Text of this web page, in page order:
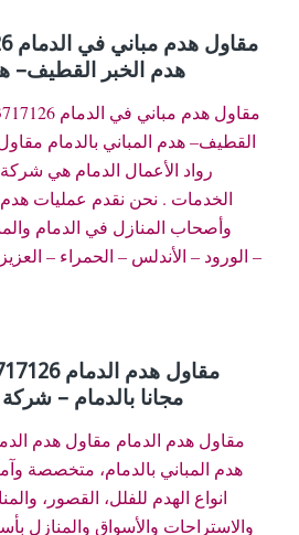
هدم الخبر القطيف–
القطيف– هدم المباني بالدمام
رواد الأعمال الدمام هي
الخدمات . نحن نقدم عمليات
وأصحاب المنازل في الدمام
الورود – الأندلس – الحمراء –
مجانا بالدمام –
مقاول هدم الدمام مقاول هدم
هدم المباني بالدمام، متخصصة
انواع الهدم للفلل، القصور،
والاستراحات والأسواق والمنازل